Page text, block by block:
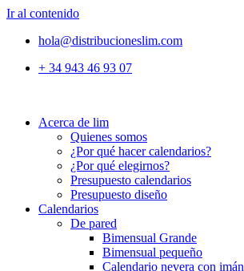
Ir al contenido
hola@distribucioneslim.com
+ 34 943 46 93 07
Acerca de lim
Quienes somos
¿Por qué hacer calendarios?
¿Por qué elegirnos?
Presupuesto calendarios
Presupuesto diseño
Calendarios
De pared
Bimensual Grande
Bimensual pequeño
Calendario nevera con imán